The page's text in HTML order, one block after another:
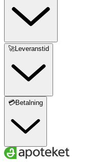
🚀Leveranstid
💳Betalning